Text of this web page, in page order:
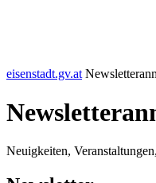
eisenstadt.gv.at
Neuigkeiten,